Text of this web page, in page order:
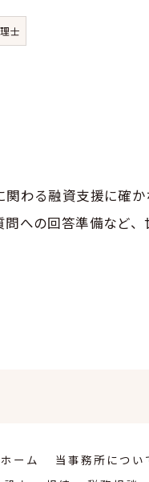
士
わる融資支援に確
への回答準備など、
ホーム 当事務所につい